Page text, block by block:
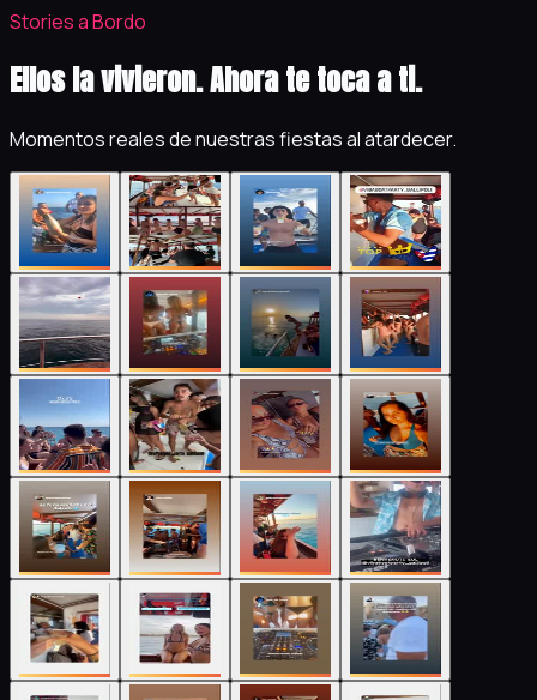
Stories a Bordo
Ellos la vivieron. Ahora te toca a ti.
Momentos reales de nuestras fiestas al atardecer.